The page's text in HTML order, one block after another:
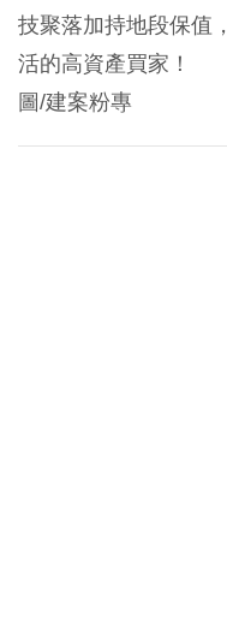
技聚落加持地段保值
活的高資產買家！
圖/建案粉專